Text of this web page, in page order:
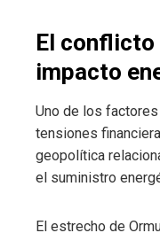
El conflicto
impacto
Uno de los
tensiones
geopolítica
el suministro
El estrecho de